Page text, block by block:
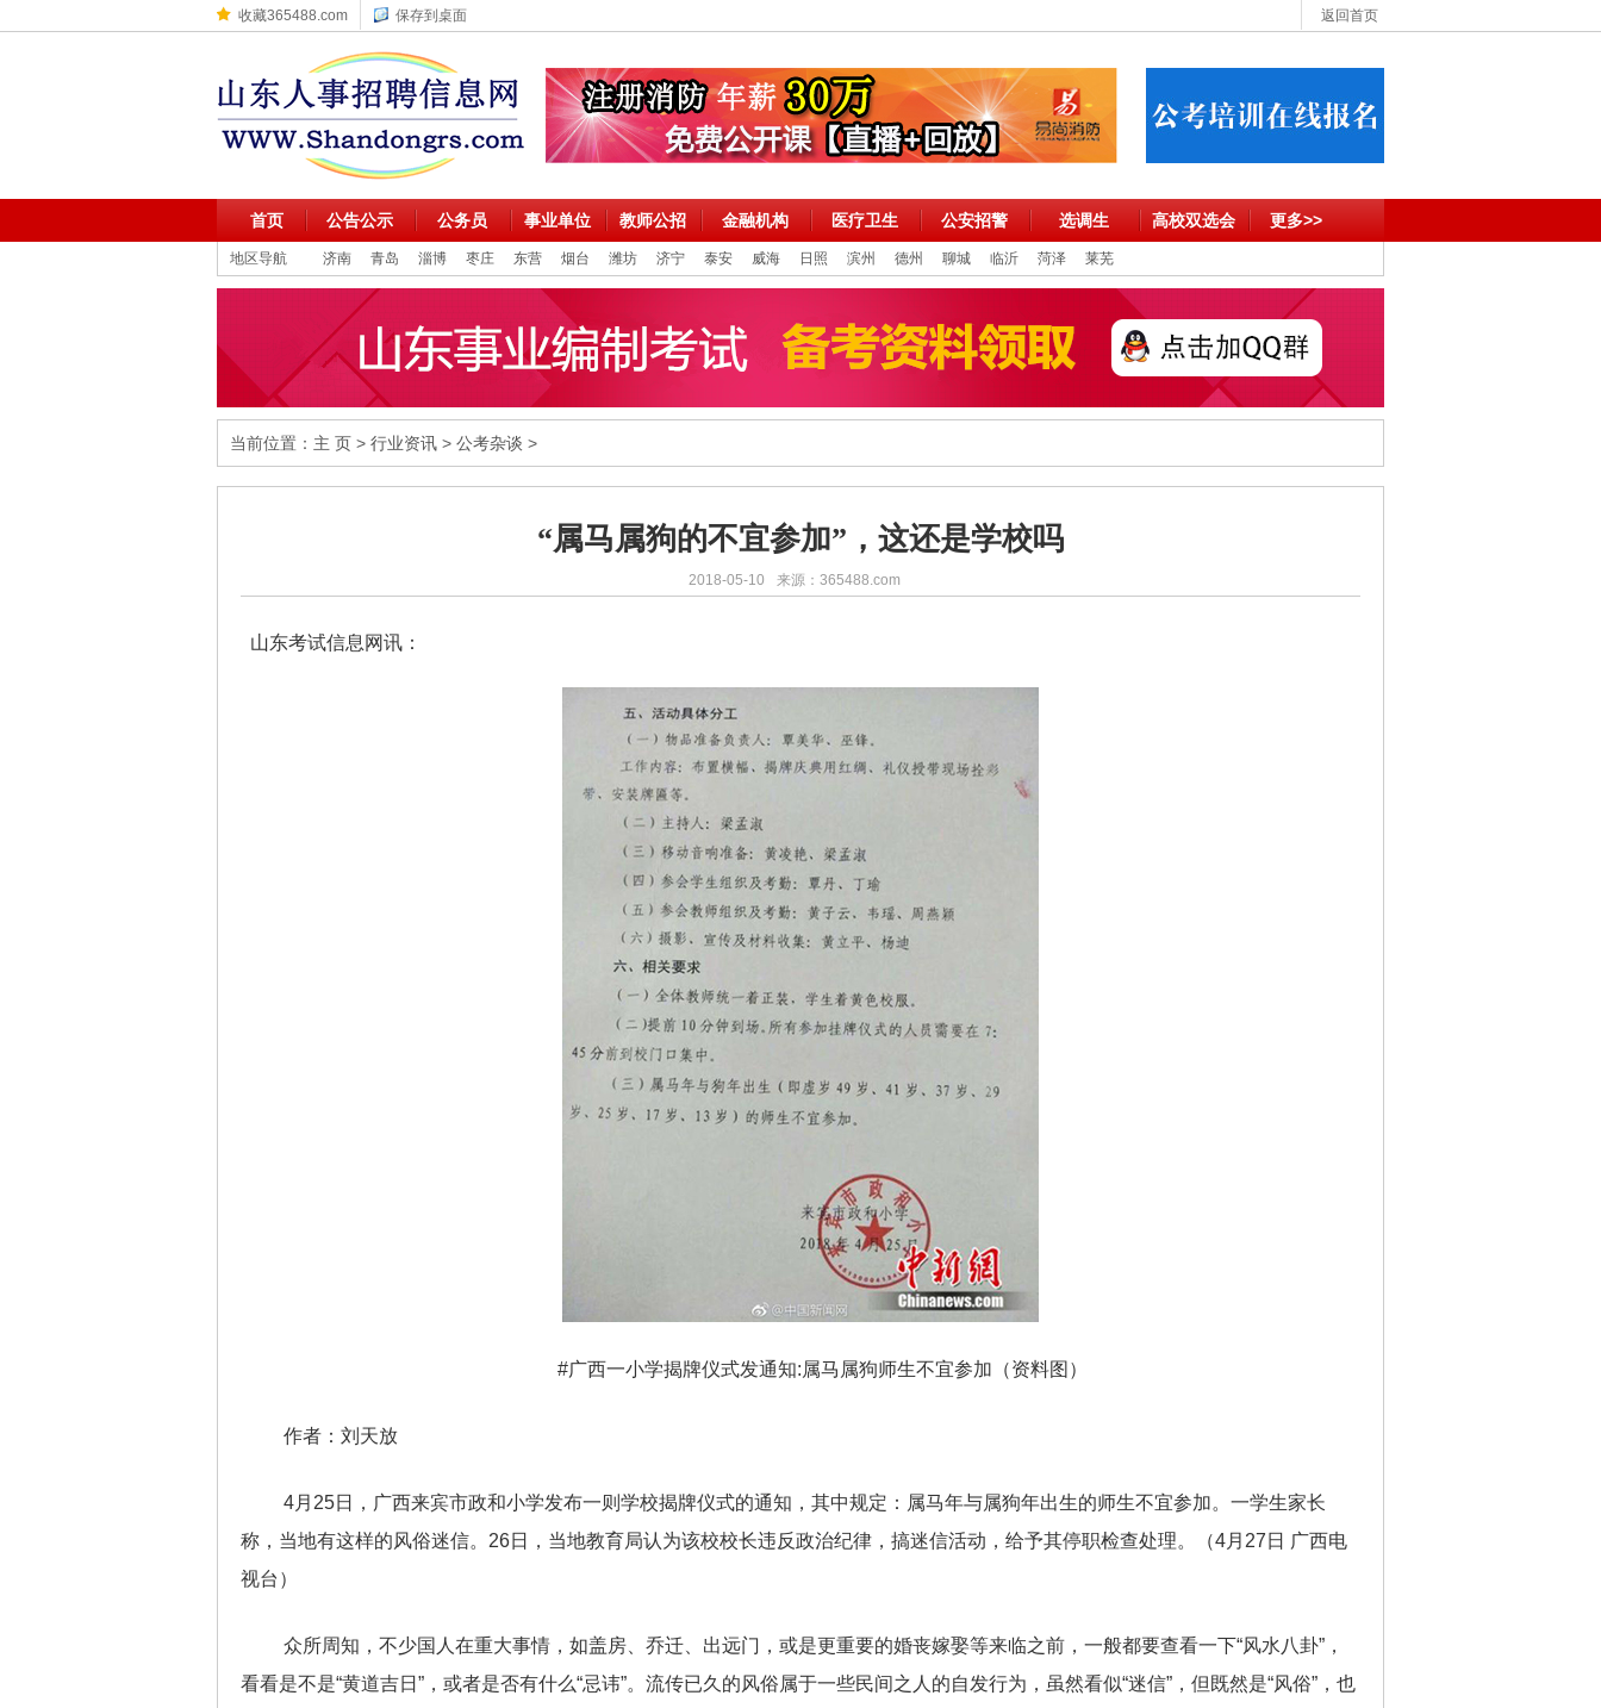
收藏365488.com 保存到桌面 返回首页
首页 公告公示 公务员 事业单位 教师公招 金融机构 医疗卫生 公安招警 选调生 高校双选会 更多>>
地区导航 济南 青岛 淄博 枣庄 东营 烟台 潍坊 济宁 泰安 威海 日照 滨州 德州 聊城 临沂 菏泽 莱芜
当前位置： 主 页 > 行业资讯 > 公考杂谈 >
“属马属狗的不宜参加”，这还是学校吗
2018-05-10 来源：365488.com
山东考试信息网讯：
#广西一小学揭牌仪式发通知:属马属狗师生不宜参加（资料图）
作者：刘天放
4月25日，广西来宾市政和小学发布一则学校揭牌仪式的通知，其中规定：属马年与属狗年出生的师生不宜参加。一学生家长
称，当地有这样的风俗迷信。26日，当地教育局认为该校校长违反政治纪律，搞迷信活动，给予其停职检查处理。（4月27日 广西电
视台）
众所周知，不少国人在重大事情，如盖房、乔迁、出远门，或是更重要的婚丧嫁娶等来临之前，一般都要查看一下“风水八卦”，
看看是不是“黄道吉日”，或者是否有什么“忌讳”。流传已久的风俗属于一些民间之人的自发行为，虽然看似“迷信”，但既然是“风俗”，也